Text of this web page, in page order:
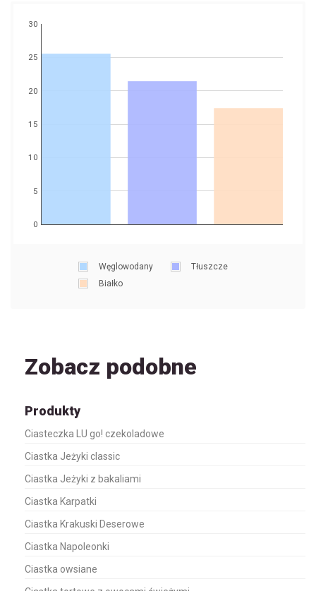
0
5
10
15
20
25
30
Węglowodany
Tłuszcze
Białko
Zobacz podobne
Produkty
Ciasteczka LU go! czekoladowe
Ciastka Jeżyki classic
Ciastka Jeżyki z bakaliami
Ciastka Karpatki
Ciastka Krakuski Deserowe
Ciastka Napoleonki
Ciastka owsiane